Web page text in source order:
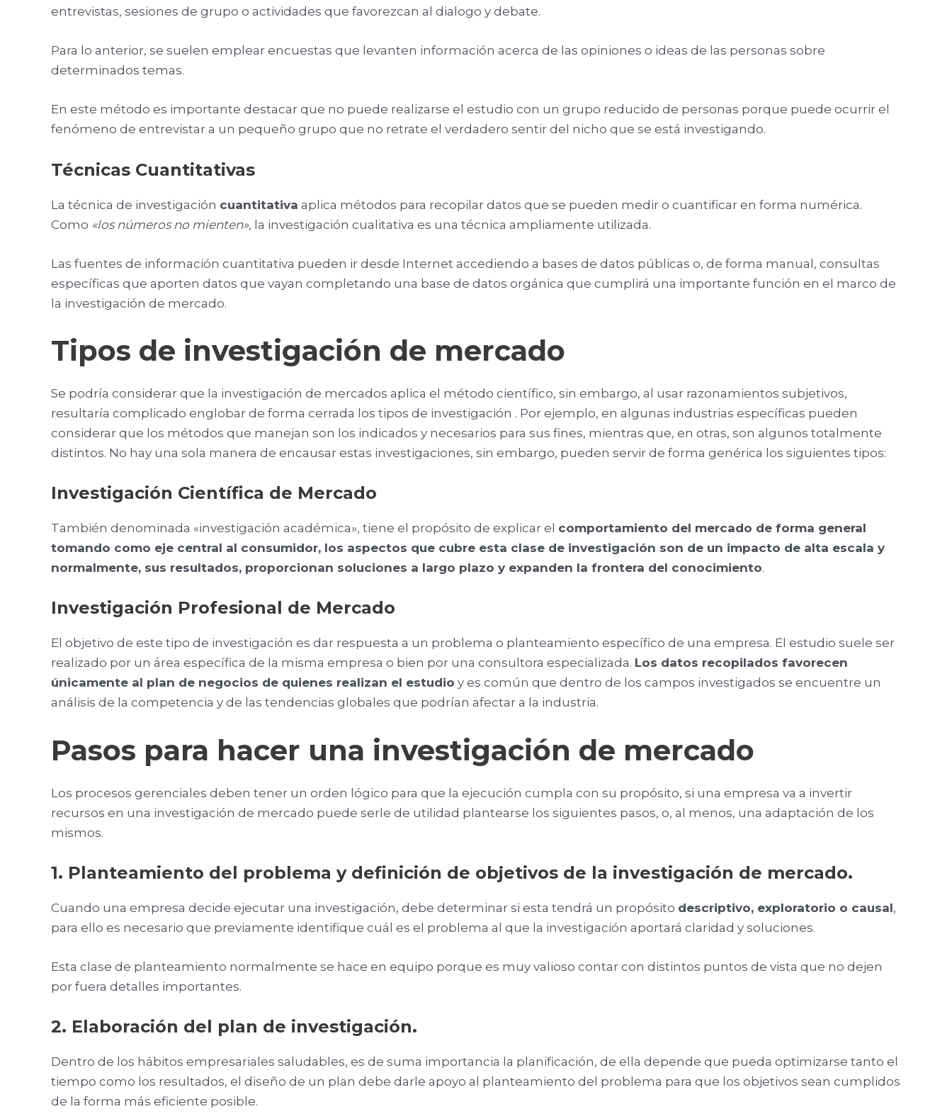
entrevistas, sesiones de grupo o actividades que favorezcan al dialogo y debate.
Para lo anterior, se suelen emplear encuestas que levanten información acerca de las opiniones o ideas de las personas sobre
determinados temas.
En este método es importante destacar que no puede realizarse el estudio con un grupo reducido de personas porque puede ocurrir el
fenómeno de entrevistar a un pequeño grupo que no retrate el verdadero sentir del nicho que se está investigando.
Técnicas Cuantitativas
La técnica de investigación cuantitativa aplica métodos para recopilar datos que se pueden medir o cuantificar en forma numérica.
Como «los números no mienten», la investigación cualitativa es una técnica ampliamente utilizada.
Las fuentes de información cuantitativa pueden ir desde Internet accediendo a bases de datos públicas o, de forma manual, consultas
específicas que aporten datos que vayan completando una base de datos orgánica que cumplirá una importante función en el marco de
la investigación de mercado.
Tipos de investigación de mercado
Se podría considerar que la investigación de mercados aplica el método científico, sin embargo, al usar razonamientos subjetivos,
resultaría complicado englobar de forma cerrada los tipos de investigación . Por ejemplo, en algunas industrias específicas pueden
considerar que los métodos que manejan son los indicados y necesarios para sus fines, mientras que, en otras, son algunos totalmente
distintos. No hay una sola manera de encausar estas investigaciones, sin embargo, pueden servir de forma genérica los siguientes tipos:
Investigación Científica de Mercado
También denominada «investigación académica», tiene el propósito de explicar el comportamiento del mercado de forma general
tomando como eje central al consumidor, los aspectos que cubre esta clase de investigación son de un impacto de alta escala y
normalmente, sus resultados, proporcionan soluciones a largo plazo y expanden la frontera del conocimiento.
Investigación Profesional de Mercado
El objetivo de este tipo de investigación es dar respuesta a un problema o planteamiento específico de una empresa. El estudio suele ser
realizado por un área específica de la misma empresa o bien por una consultora especializada. Los datos recopilados favorecen
únicamente al plan de negocios de quienes realizan el estudio y es común que dentro de los campos investigados se encuentre un
análisis de la competencia y de las tendencias globales que podrían afectar a la industria.
Pasos para hacer una investigación de mercado
Los procesos gerenciales deben tener un orden lógico para que la ejecución cumpla con su propósito, si una empresa va a invertir
recursos en una investigación de mercado puede serle de utilidad plantearse los siguientes pasos, o, al menos, una adaptación de los
mismos.
1. Planteamiento del problema y definición de objetivos de la investigación de mercado.
Cuando una empresa decide ejecutar una investigación, debe determinar si esta tendrá un propósito descriptivo, exploratorio o causal,
para ello es necesario que previamente identifique cuál es el problema al que la investigación aportará claridad y soluciones.
Esta clase de planteamiento normalmente se hace en equipo porque es muy valioso contar con distintos puntos de vista que no dejen
por fuera detalles importantes.
2. Elaboración del plan de investigación.
Dentro de los hábitos empresariales saludables, es de suma importancia la planificación, de ella depende que pueda optimizarse tanto el
tiempo como los resultados, el diseño de un plan debe darle apoyo al planteamiento del problema para que los objetivos sean cumplidos
de la forma más eficiente posible.